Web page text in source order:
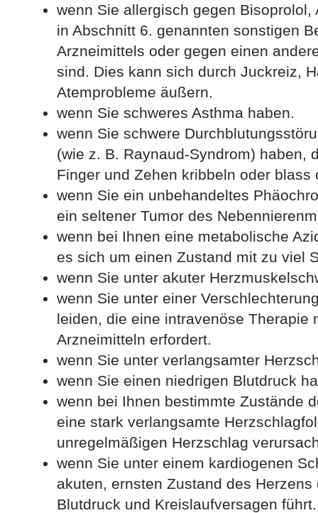
wenn Sie allergisch gegen
in Abschnitt 6. genannten sonstigen
Arzneimittels oder gegen einen
sind. Dies kann sich durch Juckreiz,
Atemprobleme äußern.
wenn Sie schweres Asthma haben.
wenn Sie schwere
(wie z. B. Raynaud-Syndrom) haben,
Finger und Zehen kribbeln oder blass
wenn Sie ein unbehandeltes
ein seltener Tumor des
wenn bei Ihnen eine metabolische
es sich um einen Zustand mit zu viel
wenn Sie unter akuter
wenn Sie unter einer
leiden, die eine intravenöse Therapie
Arzneimitteln erfordert.
wenn Sie unter verlangsamter
wenn Sie einen niedrigen Blutdruck
wenn bei Ihnen bestimmte Zustände
eine stark verlangsamte
unregelmäßigen Herzschlag
wenn Sie unter einem kardiogenen
akuten, ernsten Zustand des
Blutdruck und Kreislaufversagen führt.